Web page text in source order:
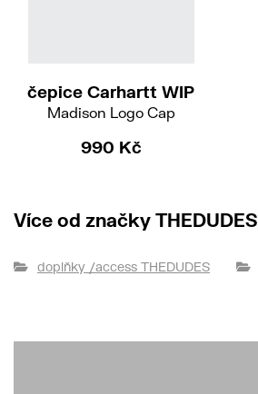
čepice Carhartt WIP
Madison Logo Cap
990 Kč
Více od značky THEDUDES
doplňky /access THEDUDES